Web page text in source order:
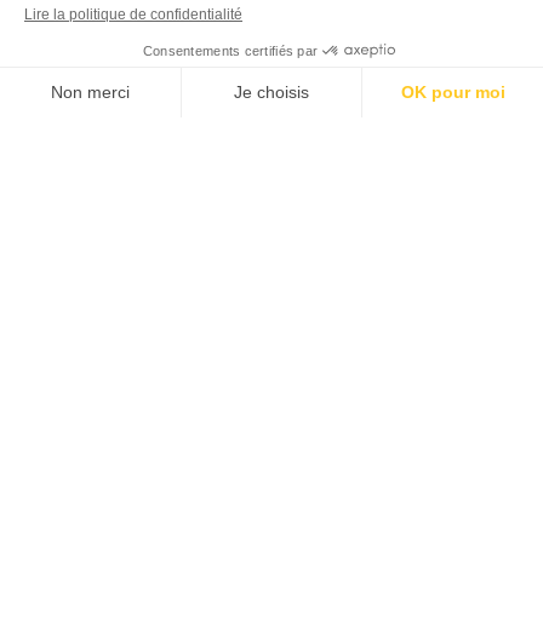
Lire la politique de confidentialité
Consentements certifiés par
Non merci Je choisis
OK pour moi